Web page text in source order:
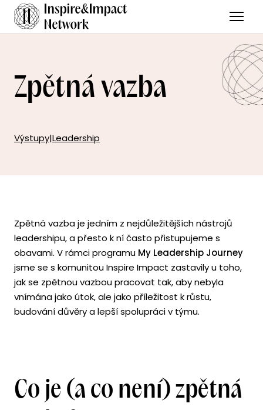
Menu
Zpětná vazba
Výstupy|Leadership
Zpětná vazba je jedním z nejdůležitějších nástrojů
leadershipu, a přesto k ní často přistupujeme s
obavami. V rámci programu My Leadership Journey
jsme se s komunitou Inspire Impact zastavily u toho,
jak se zpětnou vazbou pracovat tak, aby nebyla
vnímána jako útok, ale jako příležitost k růstu,
budování důvěry a lepší spolupráci v týmu.
Co je (a co není) zpětná